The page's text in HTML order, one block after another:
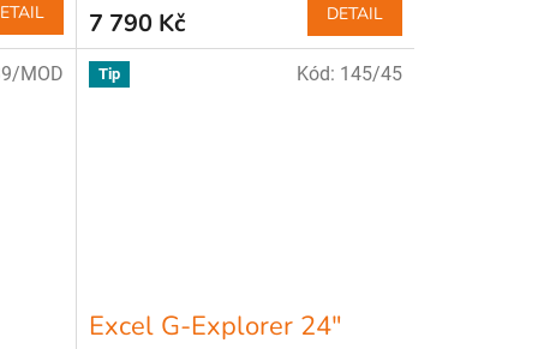
7 790 Kč DETAIL
MOD Tip
Excel G-Explorer 24″
Kód: 145/45